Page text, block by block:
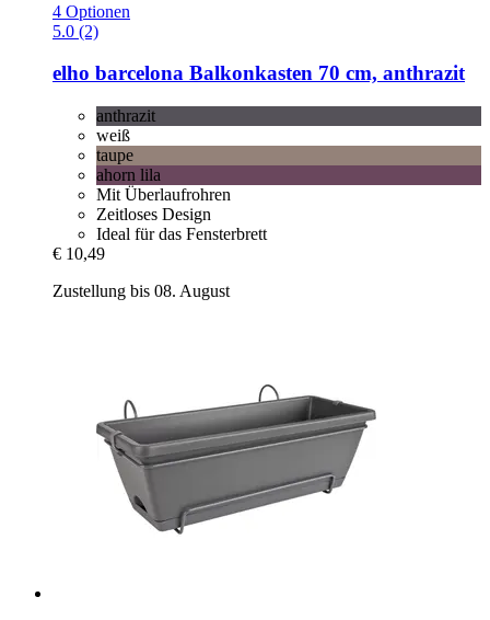
4 Optionen
5.0 (2)
elho barcelona Balkonkasten 70 cm, anthrazit
anthrazit
weiß
taupe
ahorn lila
Mit Überlaufrohren
Zeitloses Design
Ideal für das Fensterbrett
€ 10,49
Zustellung bis 08. August